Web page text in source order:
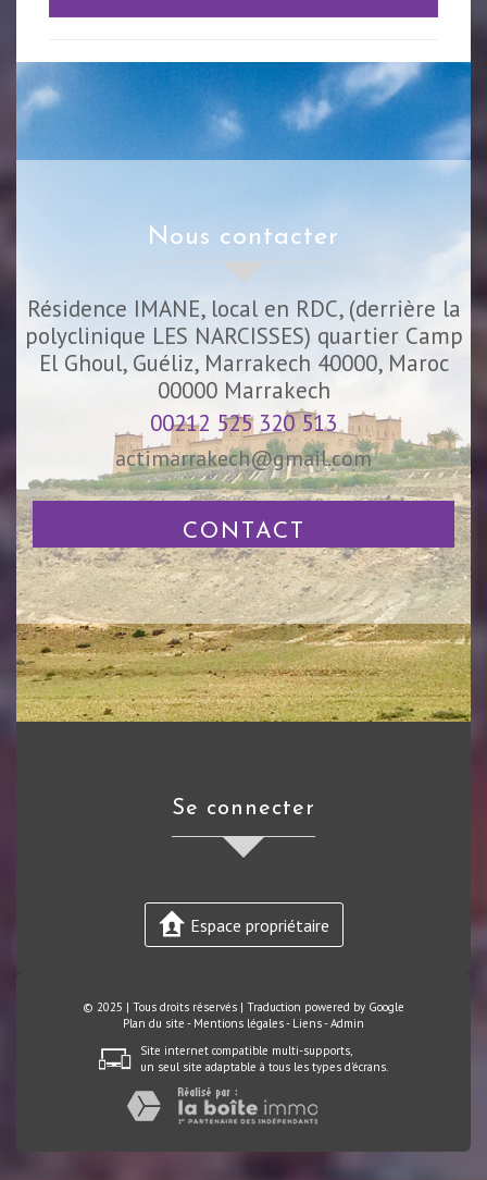
nous contacter
Résidence IMANE, local en RDC, (derrière la
polyclinique LES NARCISSES) quartier Camp
El Ghoul, Guéliz, Marrakech 40000, Maroc
00000 Marrakech
00212 525 320 513
actimarrakech@gmail.com
CONTACT
se connecter
Espace propriétaire
© 2025 | Tous droits réservés | Traduction powered by Google
Plan du site - Mentions légales- Liens-Admin
Site internet compatible multi-supports,
un seul site adaptable à tous les types d'écrans.